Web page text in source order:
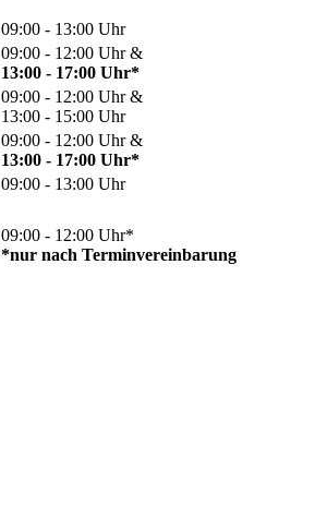
09:00 - 13:00 Uhr
09:00 - 12:00 Uhr &
13:00 - 17:00 Uhr*
09:00 - 12:00 Uhr &
13:00 - 15:00 Uhr
09:00 - 12:00 Uhr &
13:00 - 17:00 Uhr*
09:00 - 13:00 Uhr
09:00 - 12:00 Uhr*
*nur nach Terminvereinbarung